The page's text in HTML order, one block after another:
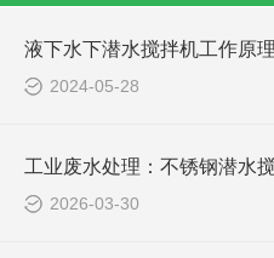
2024-05-28
2026-03-30